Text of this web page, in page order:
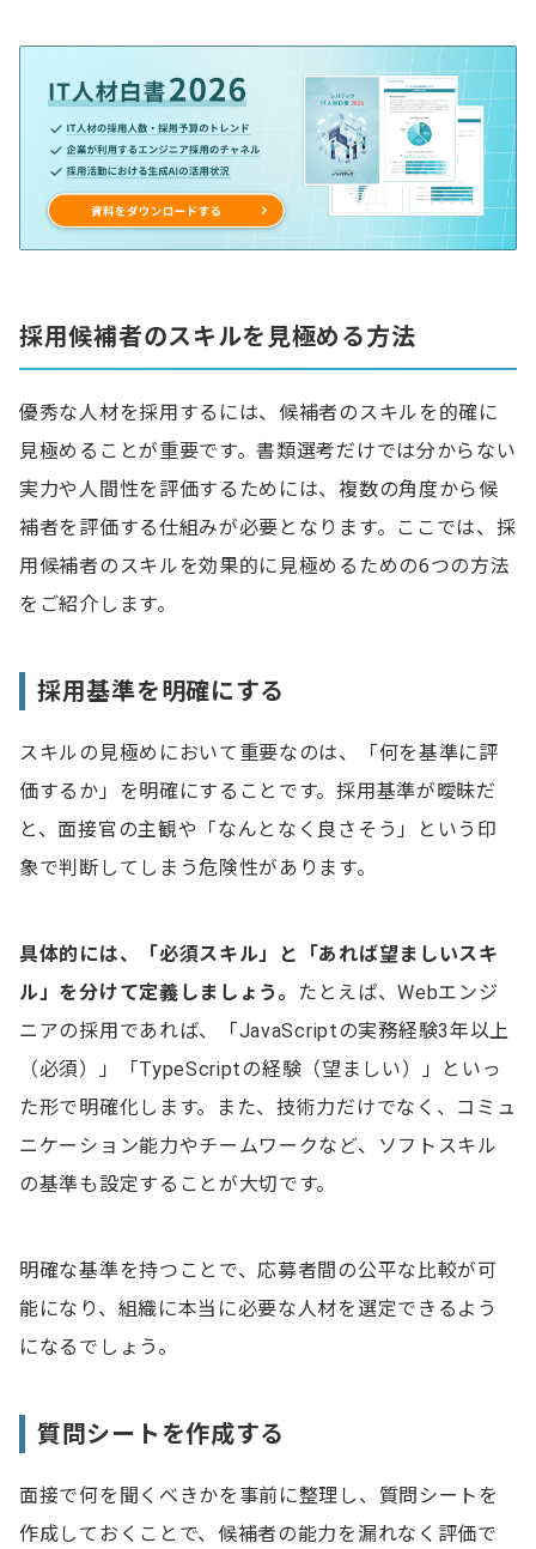
採用候補者のスキルを見極める方法
優秀な人材を採用するには、候補者のスキルを的確に
見極めることが重要です。書類選考だけでは分からない
実力や人間性を評価するためには、複数の角度から候
補者を評価する仕組みが必要となります。ここでは、採
用候補者のスキルを効果的に見極めるための6つの方法
をご紹介します。
採用基準を明確にする
スキルの見極めにおいて重要なのは、「何を基準に評
価するか」を明確にすることです。採用基準が曖昧だ
と、面接官の主観や「なんとなく良さそう」という印
象で判断してしまう危険性があります。
具体的には、「必須スキル」と「あれば望ましいスキ
ル」を分けて定義しましょう。
たとえば、Webエンジ
ニアの採用であれば、「JavaScriptの実務経験3年以上
（必須）」「TypeScriptの経験（望ましい）」といっ
た形で明確化します。また、技術力だけでなく、コミュ
ニケーション能力やチームワークなど、ソフトスキル
の基準も設定することが大切です。
明確な基準を持つことで、応募者間の公平な比較が可
能になり、組織に本当に必要な人材を選定できるよう
になるでしょう。
質問シートを作成する
面接で何を聞くべきかを事前に整理し、質問シートを
作成しておくことで、候補者の能力を漏れなく評価で